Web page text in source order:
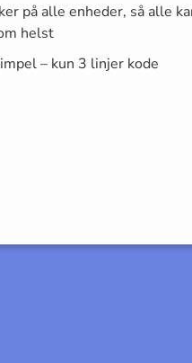
på alle enheder, så alle
helst
– kun 3 linjer kode